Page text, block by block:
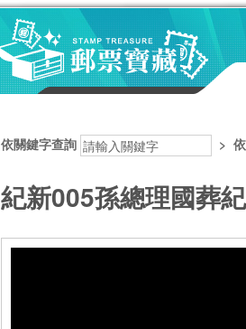
依關鍵字查詢 >
紀新005孫總理國葬